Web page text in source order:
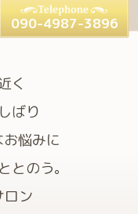
く
ばり
悩みに
とのう。
ロン
090-4987-3896